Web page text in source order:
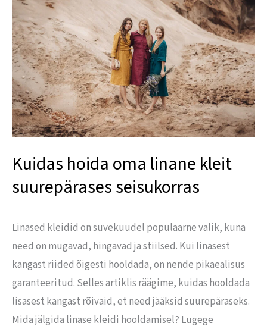
Kuidas hoida oma linane kleit
suurepärases seisukorras
Linased kleidid on suvekuudel populaarne valik, kuna
need on mugavad, hingavad ja stiilsed. Kui linasest
kangast riided õigesti hooldada, on nende pikaealisus
garanteeritud. Selles artiklis räägime, kuidas hooldada
lisasest kangast rõivaid, et need jääksid suurepäraseks.
Mida jälgida linase kleidi hooldamisel? Lugege
hoida
oma
linane
kleit
suurepärases
seisukorras